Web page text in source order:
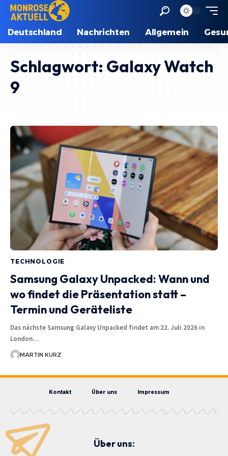
Deutschland Nachrichten Allgemein
Schlagwort:Galaxy Watch
9
TECHNOLOGIE
Samsung Galaxy Unpacked: Wann und
wo findet die Präsentation statt –
Termin und Geräteliste
Das nächste Samsung Galaxy Unpacked findet am 22. Juli 2026 in
London…
MARTIN KURZ
Kontakt Über uns Impressum
Über uns: